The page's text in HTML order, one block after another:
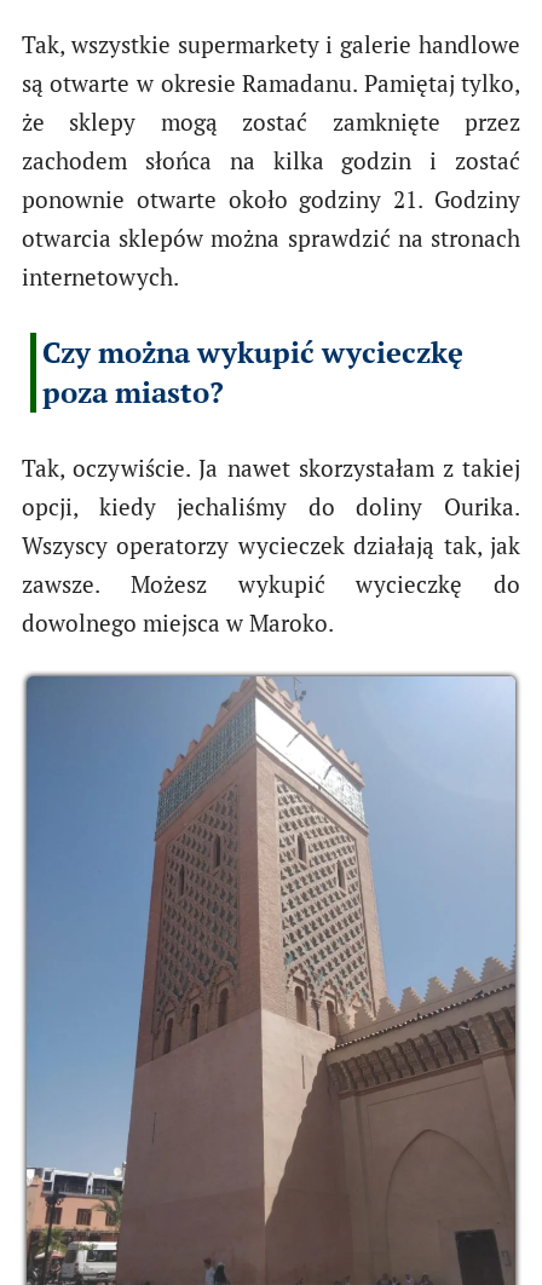
Tak, wszystkie supermarkety i galerie handlowe
są otwarte w okresie Ramadanu. Pamiętaj tylko,
że sklepy mogą zostać zamknięte przez
zachodem słońca na kilka godzin i zostać
ponownie otwarte około godziny 21. Godziny
otwarcia sklepów można sprawdzić na stronach
internetowych.
Czy można wykupić wycieczkę
poza miasto?
Tak, oczywiście. Ja nawet skorzystałam z takiej
opcji, kiedy jechaliśmy do doliny Ourika.
Wszyscy operatorzy wycieczek działają tak, jak
zawsze. Możesz wykupić wycieczkę do
dowolnego miejsca w Maroko.